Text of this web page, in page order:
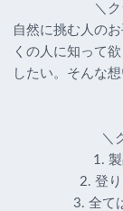
＼
自然に挑む人の
くの人に知って
したい。そんな
＼
1.
2. 登
3. 全て